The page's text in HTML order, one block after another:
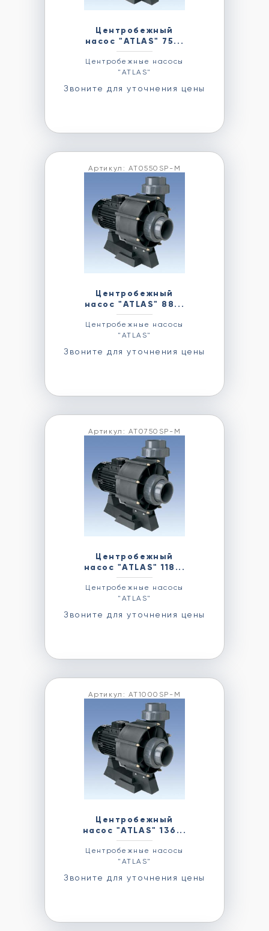
Центробежный
насос "ATLAS" 75...
Центробежные насосы
"ATLAS"
Звоните для уточнения цены
Артикул: AT0550SP-M
Центробежный
насос "ATLAS" 88...
Центробежные насосы
"ATLAS"
Звоните для уточнения цены
Артикул: AT0750SP-M
Центробежный
насос "ATLAS" 118...
Центробежные насосы
"ATLAS"
Звоните для уточнения цены
Артикул: AT1000SP-M
Центробежный
насос "ATLAS" 136...
Центробежные насосы
"ATLAS"
Звоните для уточнения цены